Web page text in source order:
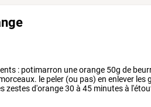
: potimarron uneorange 50g de
le peler (ou pas) en enlever les
zestesd'orange30 à 45 minutesà